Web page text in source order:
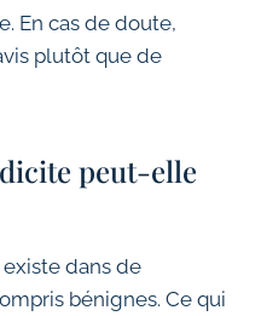
En cas de doute,
plutôt que de
peut-elle
dans de
bénignes. Ce qui